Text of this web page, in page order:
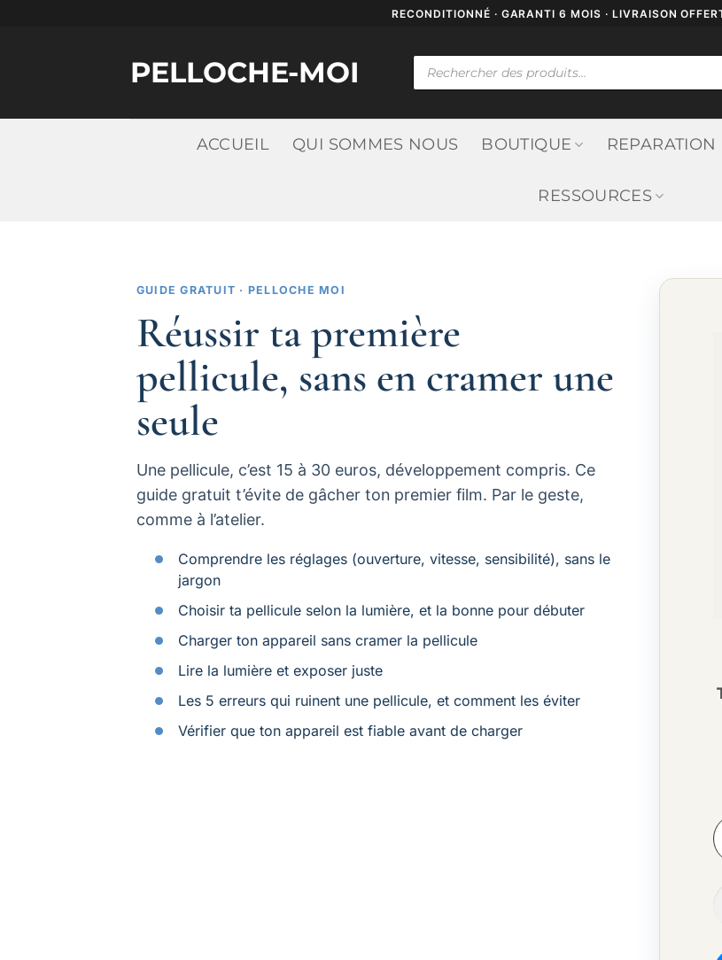
RECONDITIONNÉ · GARANTI 6 MOIS · LIVRAISON
PELLOCHE-MOI
Recherche
ACCUEIL QUI SOMMES NOUS BOUTIQUE REPARATION
RESSOURCES
GUIDE GRATUIT · PELLOCHE MOI
Réussir ta première
pellicule, sans en cramer une
seule
Une pellicule, c’est 15 à 30 euros, développement compris. Ce
guide gratuit t’évite de gâcher ton premier film. Par le geste,
comme à l’atelier.
Comprendre les réglages (ouverture, vitesse, sensibilité), sans le
jargon
Choisir ta pellicule selon la lumière, et la bonne pour débuter
Charger ton appareil sans cramer la pellicule
Lire la lumière et exposer juste
Les 5 erreurs qui ruinent une pellicule, et comment les éviter
Vérifier que ton appareil est fiable avant de charger